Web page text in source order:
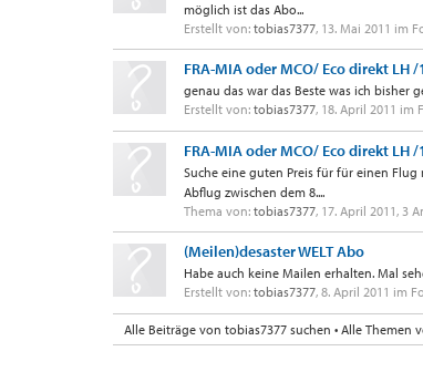
möglich ist das Abo...
Erstellt von: tobias7377, 13. Mai 2011 im
FRA-MIA oder MCO/ Eco direkt LH
genau das war das Beste was ich bisher
Erstellt von: tobias7377, 18. April 2011 im
FRA-MIA oder MCO/ Eco direkt LH
Suche eine guten Preis für für einen
Abflug zwischen dem 8....
Thema von: tobias7377, 17. April 2011, 3
(Meilen)desaster WELT Abo
Habe auch keine Mailen erhalten. Mal
Erstellt von: tobias7377, 8. April 2011 im
Alle Beiträge von tobias7377 suchen Alle Themen